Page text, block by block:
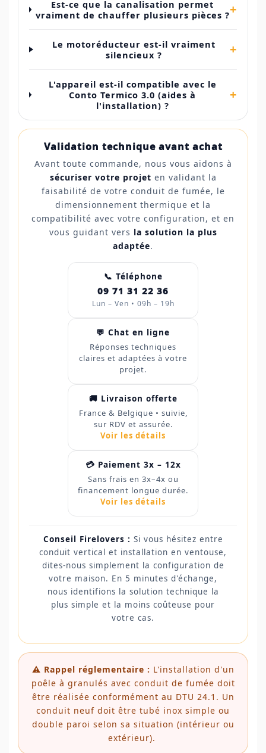
Est-ce que la canalisation permet
vraiment de chauffer plusieurs pièces ?+
Le motoréducteur est-il vraiment
silencieux ?
+
L'appareil est-il compatible avec le
Conto Termico 3.0 (aides à
l'installation) ?
+
Validation technique avant achat
Avant toute commande, nous vous aidons à
sécuriser votre projet en validant la
faisabilité de votre conduit de fumée, le
dimensionnement thermique et la
compatibilité avec votre configuration, et en
vous guidant vers la solution la plus
adaptée.
📞 Téléphone
09 71 31 22 36
Lun – Ven • 09h – 19h
💬 Chat en ligne
Réponses techniques
claires et adaptées à votre
projet.
🚚 Livraison offerte
France & Belgique • suivie,
sur RDV et assurée.
Voir les détails
💳 Paiement 3x – 12x
Sans frais en 3x–4x ou
financement longue durée.
Voir les détails
Conseil Firelovers : Si vous hésitez entre
conduit vertical et installation en ventouse,
dites-nous simplement la configuration de
votre maison. En 5 minutes d'échange,
nous identifions la solution technique la
plus simple et la moins coûteuse pour
votre cas.
⚠️ Rappel réglementaire : L'installation d'un
poêle à granulés avec conduit de fumée doit
être réalisée conformément au DTU 24.1. Un
conduit neuf doit être tubé inox simple ou
double paroi selon sa situation (intérieur ou
extérieur).